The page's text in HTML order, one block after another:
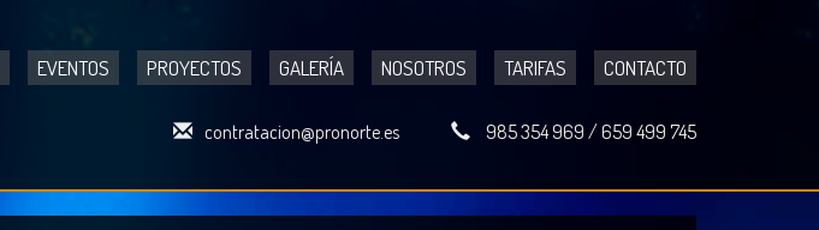
EVENTOS PROYECTOS GALERÍA NOSOTROS TARIFAS CONTACTO
contratacion@pronorte.es 985 354 969 /659 499 745